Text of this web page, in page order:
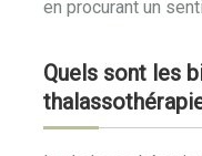
en procurant un
Quels sont les